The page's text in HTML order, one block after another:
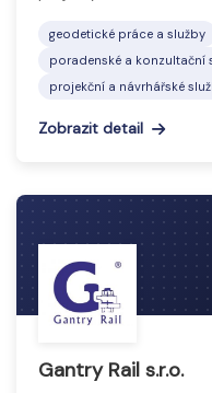
geodetické práce a služby
poradenské a konzultační
projekční a návrhářské
Zobrazit detail
Gantry Rail s.r.o.